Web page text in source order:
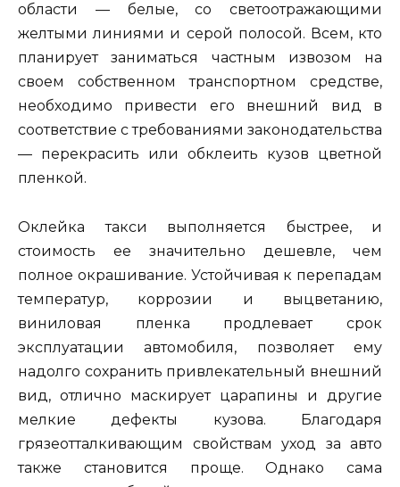
области — белые, со светоотражающими
желтыми линиями и серой полосой. Всем, кто
планирует заниматься частным извозом на
своем собственном транспортном средстве,
необходимо привести его внешний вид в
соответствие с требованиями законодательства
— перекрасить или обклеить кузов цветной
пленкой.
Оклейка такси выполняется быстрее, и
стоимость ее значительно дешевле, чем
полное окрашивание. Устойчивая к перепадам
температур, коррозии и выцветанию,
виниловая пленка продлевает срок
эксплуатации автомобиля, позволяет ему
надолго сохранить привлекательный внешний
вид, отлично маскирует царапины и другие
мелкие дефекты кузова. Благодаря
грязеотталкивающим свойствам уход за авто
также становится проще. Однако сама